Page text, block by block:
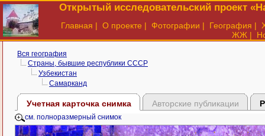
Открытый исследовательский проект
Главная | О проекте | Фотографии | География |
ЖЖ |
Вся география
Страны, бывшие республики СССР
Узбекистан
Самарканд
Учетная карточка снимка Авторские публикации
см. полноразмерный снимок